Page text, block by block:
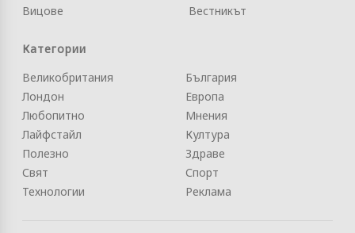
Вицове
Вестникът
Категории
Великобритания
Лондон
Любопитно
Лайфстайл
Полезно
Свят
Технологии
България
Европа
Мнения
Култура
Здраве
Спорт
Реклама